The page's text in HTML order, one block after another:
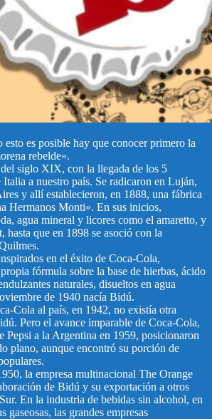
esto es posible hay que conocer primero la
rebelde».
siglo XIX, con la llegada de los 5
a nuestro país. Se radicaron en Luján,
y allí establecieron, en 1888, una fábrica
Hermanos Monti». En sus inicios,
agua mineral y licores como el amaretto, y
hasta que en 1898 se asoció con la
en el éxito de Coca-Cola,
fórmula sobre la base de hierbas, ácido
naturales, disueltos en agua
de 1940 nacía Bidú.
Cola al país, en 1942, no existía otra
Pero el avance imparable de Coca-Cola,
Pepsi a la Argentina en 1959, posicionaron
plano, aunque encontró su porción de
la empresa multinacional The Orange
de Bidú y su exportación a otros
En la industria de bebidas sin alcohol, en
gaseosas, las grandes empresas